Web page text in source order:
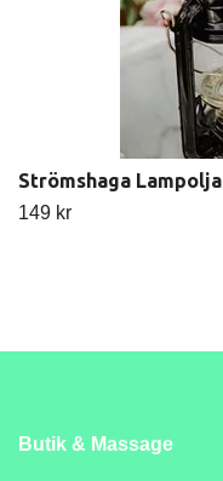
Strömshaga Lampolja
149 kr
Butik & Massage